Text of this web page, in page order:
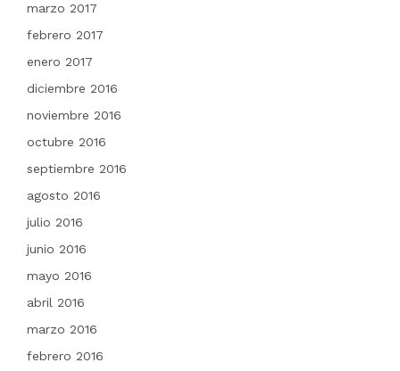
marzo 2017
febrero 2017
enero 2017
diciembre 2016
noviembre 2016
octubre 2016
septiembre 2016
agosto 2016
julio 2016
junio 2016
mayo 2016
abril 2016
marzo 2016
febrero 2016